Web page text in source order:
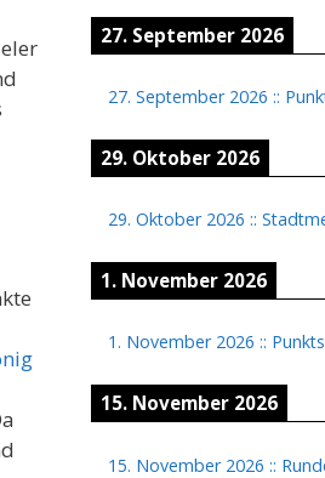
27. September 2026
27. September 2026 ::
29. Oktober 2026
29. Oktober 2026 ::
1. November 2026
1. November 2026 ::
15. November 2026
15. November 2026 ::